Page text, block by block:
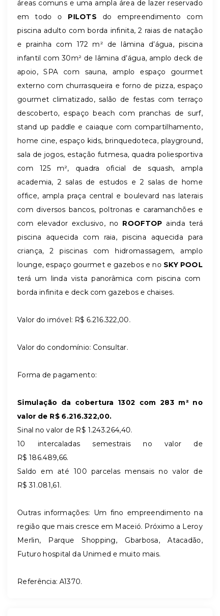
áreas comuns e uma ampla área de lazer reservado
em todo o PILOTS do empreendimento com
piscina adulto com borda infinita, 2 raias de natação
e prainha com 172 m² de lâmina d’água, piscina
infantil com 30m² de lâmina d’água, amplo deck de
apoio, SPA com sauna, amplo espaço gourmet
externo com churrasqueira e forno de pizza, espaço
gourmet climatizado, salão de festas com terraço
descoberto, espaço beach com pranchas de surf,
stand up paddle e caiaque com compartilhamento,
home cine, espaço kids, brinquedoteca, playground,
sala de jogos, estação futmesa, quadra poliesportiva
com 125 m², quadra oficial de squash, ampla
academia, 2 salas de estudos e 2 salas de home
office, ampla praça central e boulevard nas laterais
com diversos bancos, poltronas e caramanchões e
com elevador exclusivo, no ROOFTOP ainda terá
piscina aquecida com raia, piscina aquecida para
criança, 2 piscinas com hidromassagem, amplo
lounge, espaço gourmet e gazebos e no SKY POOL
terá um linda vista panorâmica com piscina com
borda infinita e deck com gazebos e chaises.
Valor do imóvel: R$ 6.216.322,00.
Valor do condomínio: Consultar.
Forma de pagamento:
Simulação da cobertura 1302 com 283 m² no
valor de R$ 6.216.322,00.
Sinal no valor de R$ 1.243.264,40.
10 intercaladas semestrais no valor de
R$ 186.489,66.
Saldo em até 100 parcelas mensais no valor de
R$ 31.081,61.
Outras informações: Um fino empreendimento na
região que mais cresce em Maceió. Próximo a Leroy
Merlin, Parque Shopping, Gbarbosa, Atacadão,
Futuro hospital da Unimed e muito mais.
Referência: A1370.